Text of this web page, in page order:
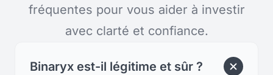
fréquentes pour vous aider à investir
avec clarté et confiance.
Binaryx est-il légitime et sûr ?